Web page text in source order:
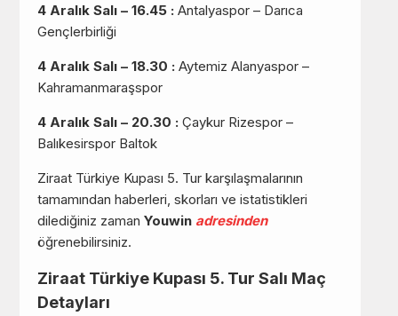
4 Aralık Salı – 16.45 : Antalyaspor – Darıca
Gençlerbirliği
4 Aralık Salı – 18.30 : Aytemiz Alanyaspor –
Kahramanmaraşspor
4 Aralık Salı – 20.30 : Çaykur Rizespor –
Balıkesirspor Baltok
Ziraat Türkiye Kupası 5. Tur karşılaşmalarının
tamamından haberleri, skorları ve istatistikleri
dilediğiniz zaman Youwin adresinden
öğrenebilirsiniz.
Ziraat Türkiye Kupası 5. Tur Salı Maç
Detayları